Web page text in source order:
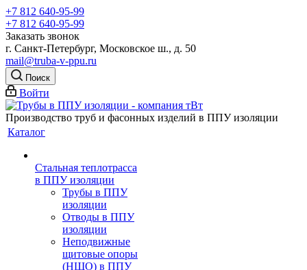
+7 812 640-95-99
+7 812 640-95-99
Заказать звонок
г. Санкт-Петербург, Московское ш., д. 50
mail@truba-v-ppu.ru
Поиск
Войти
Производство труб и фасонных изделий в ППУ изоляции
Каталог
Стальная теплотрасса
в ППУ изоляции
Трубы в ППУ
изоляции
Отводы в ППУ
изоляции
Неподвижные
щитовые опоры
(НЩО) в ППУ